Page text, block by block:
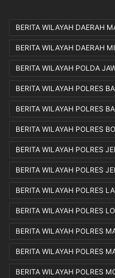
BERITA WILAYAH DAERAH
BERITA WILAYAH DAERAH
BERITA WILAYAH POLDA
BERITA WILAYAH POLRES
BERITA WILAYAH POLRES
BERITA WILAYAH POLRES
BERITA WILAYAH POLRES
BERITA WILAYAH POLRES
BERITA WILAYAH POLRES
BERITA WILAYAH POLRES
BERITA WILAYAH POLRES
BERITA WILAYAH POLRES
BERITA WILAYAH POLRES